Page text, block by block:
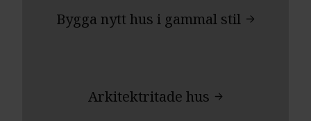
Bygga nytt hus i gammal stil
Arkitektritade hus